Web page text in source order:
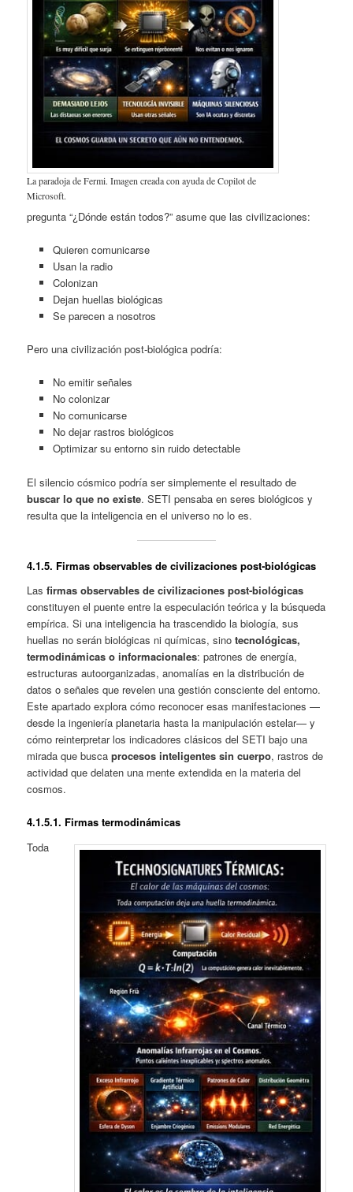
La paradoja de Fermi. Imagen creada con ayuda de Copilot de
Microsoft.
pregunta “¿Dónde están todos?” asume que las civilizaciones:
Quieren comunicarse
Usan la radio
Colonizan
Dejan huellas biológicas
Se parecen a nosotros
Pero una civilización post‑biológica podría:
No emitir señales
No colonizar
No comunicarse
No dejar rastros biológicos
Optimizar su entorno sin ruido detectable
El silencio cósmico podría ser simplemente el resultado de
buscar lo que no existe. SETI pensaba en seres biológicos y
resulta que la inteligencia en el universo no lo es.
4.1.5. Firmas observables de civilizaciones post‑biológicas
Lasfirmas observables de civilizaciones post‑biológicas
constituyen el puente entre la especulación teórica y la búsqueda
empírica. Si una inteligencia ha trascendido la biología, sus
huellas no serán biológicas ni químicas, sinotecnológicas,
termodinámicas o informacionales: patrones de energía,
estructuras autoorganizadas, anomalías en la distribución de
datos o señales que revelen una gestión consciente del entorno.
Este apartado explora cómo reconocer esas manifestaciones —
desde la ingeniería planetaria hasta la manipulación estelar— y
cómo reinterpretar los indicadores clásicos del SETI bajo una
mirada que buscaprocesos inteligentes sin cuerpo, rastros de
actividad que delaten una mente extendida en la materia del
cosmos.
4.1.5.1. Firmas termodinámicas
Toda